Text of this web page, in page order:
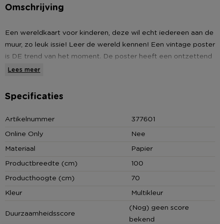
Omschrijving
Een wereldkaart voor kinderen, deze wil echt iedereen aan de
muur, zo leuk issie! Leer de wereld kennen! Een vintage poster
is DE trend van het moment. De poster heeft een ontzettend
gave uitstraling. Hij brengt de vintage look van vroeger in huis.
op in de woon- of slaapkamer. Ook in een kinderkamer is deze
vintage poster gaaf en zelfs leerzaam. Ken je die oude posters
in het aardrijkskunde en biologie lokaal? Ook gewoon leuk om
haal je nu simpelweg zelf in huis, of geef 'm weg als cadeautje.
* Kids wereldkaart
* Afmeting poster 100 x 70 cm (bxh)
* Super uitstraling
* Leuk als cadeau
Lees meer
Specificaties
Artikelnummer
377601
Online Only
Nee
Materiaal
Papier
Productbreedte (cm)
100
Producthoogte (cm)
70
Kleur
Multikleur
Duurzaamheidsscore
(Nog) geen score
bekend